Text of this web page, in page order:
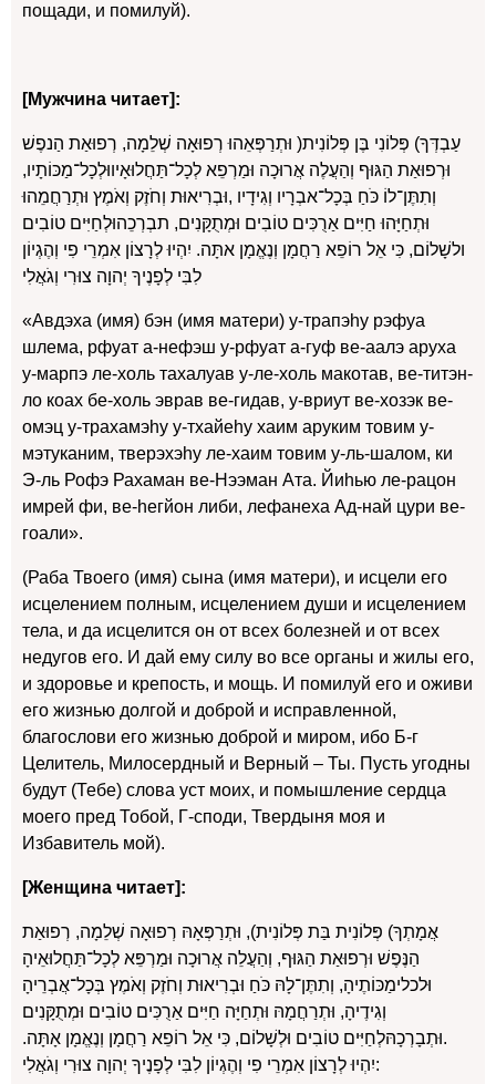
пощади, и помилуй).
[Мужчина читает]:
עַבְדְּךָ) פְּלוֹנִי בֶּן פְּלוֹנִית( וּתְרַפְּאֵהוּ רְפוּאָה שְׁלֵמָה, רְפוּאַת הַנפֶשׁ
וּרְפוּאַת הַגּוּף וְהַעֲלֶה אֲרוּכָה וּמַרְפֵא לְכָל־תַּחֲלוּאָיווּלְכָל־מַכּוֹתָיו,
וְתִתֶּן־לוֹ כֹּחַ בְּכָל־אבְרָיו וְגִידָיו ,וּבְרִיאוּת וְחֹזֶק וְאֹמֶץ וּתְרַחֲמֵהוּ
וּתְחַיָּהוּ חַיִּים אַרֻכִּים טוֹבִים וּמְתֻקָּנִים, תבְרְכֵהוּלְחַיִּים טוֹבִים
ולשָׁלוֹם, כִּי אֵל רוֹפֵא רַחֲמָן וְנֶאֱמָן אתָּה. יִהְיוּ לְרָצוֹן אִמְרֵי פִי וְהֶגְיוֹן
לִבִּי לְפָנֶיךָ יְהוָה צוּרִי וְגֹאֲלִי
«Авдэха (имя) бэн (имя матери) у-трапэhу рэфуа
шлема, рфуат а-нефэш у-рфуат а-гуф ве-аалэ аруха
у-марпэ ле-холь тахалуав у-ле-холь макотав, ве-титэн-
ло коах бе-холь эврав ве-гидав, у-вриут ве-хозэк ве-
омэц у-трахамэhу у-тхайеhу хаим аруким товим у-
мэтуканим, тверэхэhу ле-хаим товим у-ль-шалом, ки
Э-ль Рофэ Рахаман ве-Нээман Ата. Йиhью ле-рацон
имрей фи, ве-hегйон либи, лефанеха Ад-най цури ве-
гоали».
(Раба Твоего (имя) сына (имя матери), и исцели его
исцелением полным, исцелением души и исцелением
тела, и да исцелится он от всех болезней и от всех
недугов его. И дай ему силу во все органы и жилы его,
и здоровье и крепость, и мощь. И помилуй его и оживи
его жизнью долгой и доброй и исправленной,
благослови его жизнью доброй и миром, ибо Б-г
Целитель, Милосердный и Верный – Ты. Пусть угодны
будут (Тебе) слова уст моих, и помышление сердца
моего пред Тобой, Г-споди, Твердыня моя и
Избавитель мой).
[Женщина читает]:
אֲמָתְךָ) פְּלוֹנִית בַּת פְּלוֹנִית), וּתְרַפְּאָהּ רְפוּאָה שְׁלֵמָה, רְפוּאַת
הַנֶּפֶשׁ וּרְפוּאַת הַגּוּף, וְהַעֲלֵה אֲרוּכָה וּמַרְפֵּא לְכָל־תַּחֲלוּאֵיהָ
וּלכלימַכּוֹתֶיהָ, וְתִתֶּן־לָהּ כֹּחַ וּבְרִיאוּת וְחֹזֶק וְאֹמֶץ בְּכָל־אֲבְרֵיהָ
וְגִידֶיהָ, וּתְרַחֲמָהּ וּתְחַיָּה חַיִּים אַרֻכִּים טוֹבִים וּמְתֻקָּנִים
.וּתְבָרְכָהּלְחַיִּים טוֹבִים וּלְשָׁלוֹם, כִּי אֵל רוֹפֵא רַחֲמָן וְנֶאֱמָן אָתָּה.
יִהְיוּ לְרָצוֹן אִמְרֵי פִי וְהֶגְיוֹן לִבִּי לְפָנֶיךָ יְהוָה צוּרִי וְגֹאֲלִי: